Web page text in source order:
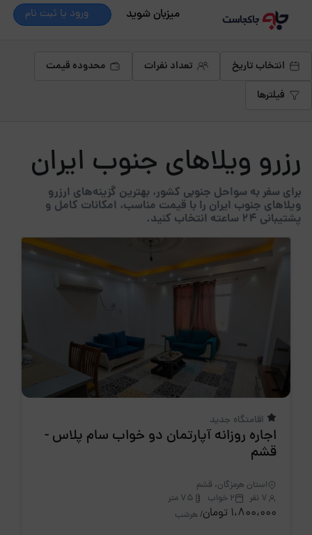
میزبان شوید ورود یا ثبت نام
انتخاب تاریخ تعداد نفرات
محدوده قیمت
فیلترها
رزرو ویلاهای جنوب ایران
برای سفر به سواحل جنوبی کشور، بهترین گزینه‌های ارزرو
ویلاهای جنوب ایران را با قیمت مناسب، امکانات کامل و
پشتیبانی ۲۴ ساعته انتخاب کنید.
اقامتگاه جدید
اجاره روزانه آپارتمان دو خواب سام پلاس -
قشم
استان هرمزگان، قشم
7 نفر
2 خواب 75 متر
1،800،000 تومان / هرشب